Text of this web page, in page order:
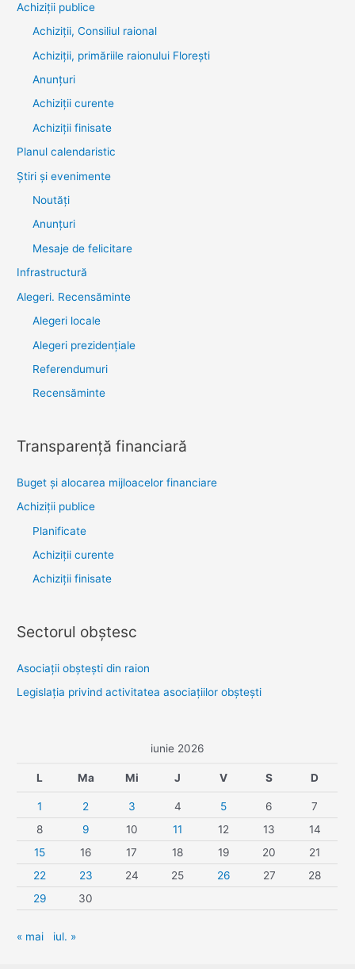
Achiziţii publice
Achiziții, Consiliul raional
Achiziții, primăriile raionului Florești
Anunțuri
Achiziții curente
Achiziții finisate
Planul calendaristic
Știri şi evenimente
Noutăţi
Anunţuri
Mesaje de felicitare
Infrastructură
Alegeri. Recensăminte
Alegeri locale
Alegeri prezidențiale
Referendumuri
Recensăminte
Transparenţă financiară
Buget și alocarea mijloacelor financiare
Achiziţii publice
Planificate
Achiziții curente
Achiziții finisate
Sectorul obştesc
Asociaţii obşteşti din raion
Legislaţia privind activitatea asociaţiilor obşteşti
iunie 2026
L Ma Mi J V S D
1 2 3 4 5 6
7
8
9 10 11 12 13
14
15
16 17 18 19 20
21
22
23 24 25 26 27
28
29
30
« mai iul. »